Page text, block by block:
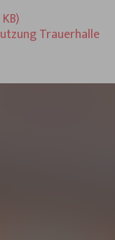
Trauerhalle